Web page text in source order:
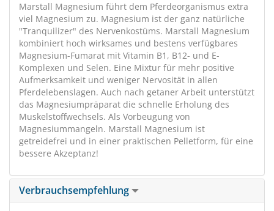
Marstall Magnesium führt dem Pferdeorganismus extra
viel Magnesium zu. Magnesium ist der ganz natürliche
"Tranquilizer" des Nervenkostüms. Marstall Magnesium
kombiniert hoch wirksames und bestens verfügbares
Magnesium-Fumarat mit Vitamin B1, B12- und E-
Komplexen und Selen. Eine Mixtur für mehr positive
Aufmerksamkeit und weniger Nervosität in allen
Pferdelebenslagen. Auch nach getaner Arbeit unterstützt
das Magnesiumpräparat die schnelle Erholung des
Muskelstoffwechsels. Als Vorbeugung von
Magnesiummangeln. Marstall Magnesium ist
getreidefrei und in einer praktischen Pelletform, für eine
bessere Akzeptanz!
Verbrauchsempfehlung